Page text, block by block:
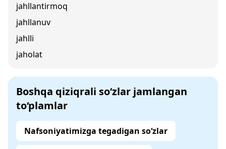
jahllantirmoq
jahllanuv
jahlli
jaholat
Boshqa qiziqrali so‘zlar jamlangan
to‘plamlar
Nafsoniyatimizga tegadigan so‘zlar